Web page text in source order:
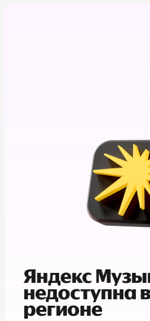
Яндекс
недоступна
регионе